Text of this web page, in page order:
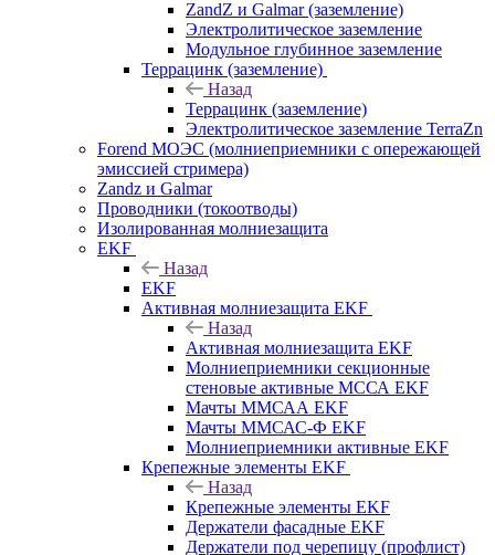
ZandZ и Galmar (заземление)
Электролитическое заземление
Модульное глубинное заземление
Террацинк (заземление)
Назад
Террацинк (заземление)
Электролитическое заземление TerraZn
Forend МОЭС (молниеприемники с опережающей
эмиссией стримера)
Zandz и Galmar
Проводники (токоотводы)
Изолированная молниезащита
EKF
Назад
EKF
Активная молниезащита EKF
Назад
Активная молниезащита EKF
Молниеприемники секционные
стеновые активные МССА EKF
Мачты ММСАА EKF
Мачты ММСАС-Ф EKF
Молниеприемники активные EKF
Крепежные элементы EKF
Назад
Крепежные элементы EKF
Держатели фасадные EKF
Держатели под черепицу (профлист)